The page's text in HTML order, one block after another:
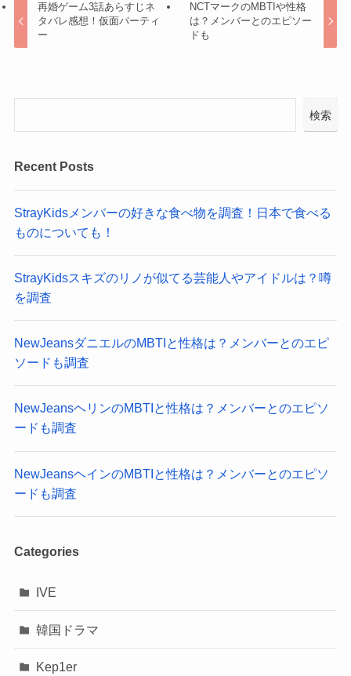
再婚ゲーム3話あらすじネ
タバレ感想！仮面パーティ
ー
NCTマークのMBTIや性格
は？メンバーとのエピソー
ドも
検索
Recent Posts
StrayKidsメンバーの好きな食べ物を調査！日本で食べる
ものについても！
StrayKidsスキズのリノが似てる芸能人やアイドルは？噂
を調査
NewJeansダニエルのMBTIと性格は？メンバーとのエピ
ソードも調査
NewJeansヘリンのMBTIと性格は？メンバーとのエピソ
ードも調査
NewJeansヘインのMBTIと性格は？メンバーとのエピソ
ードも調査
Categories
IVE
韓国ドラマ
Kep1er